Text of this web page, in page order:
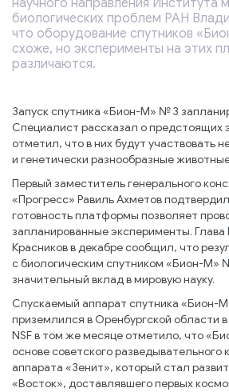
научного направления Института
биологических проблем РАН
что оборудование спутников
схоже, но эксперименты на этих
различаются.
Запуск спутника «Бион-М» № 3
Специалист рассказал о предстоящих
отметил, что в них будут участвовать
и генетически разнообразные
Первый заместитель генерального
«Прогресс» Равиль Ахметов
готовность платформы позволяет
запланированные эксперименты. Глава
Красников в декабре сообщил, что
с биологическим спутником «Бион-М»
значительный вклад в мировую науку.
Спускаемый аппарат спутника
приземлился в Оренбургской области
NSF в том же месяце отметило, что
основе советского разведывательного
аппарата «Зенит», который стал
«Восток», доставлявшего первых